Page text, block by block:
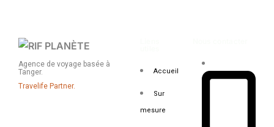
Agence de voyage basée à
Tanger.
Travelife Partner.
Accueil
Sur
mesure